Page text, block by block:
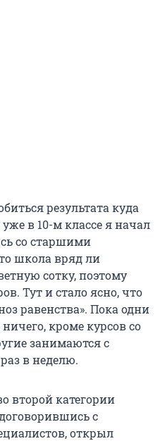
результата куда
в 10-м классе я начал
со старшими
школа вряд ли
сотку, поэтому
Тут и стало ясно, что
равенства». Пока одни
кроме курсов со
занимаются с
в неделю.
второй категории
с
открыл